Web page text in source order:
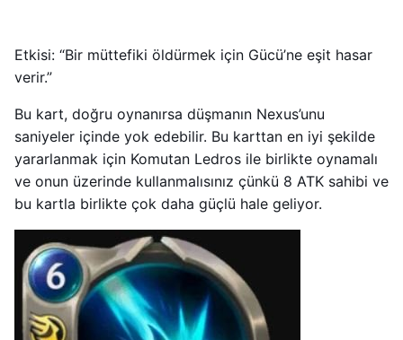
Etkisi: “Bir müttefiki öldürmek için Gücü’ne eşit hasar
verir.”
Bu kart, doğru oynanırsa düşmanın Nexus’unu
saniyeler içinde yok edebilir. Bu karttan en iyi şekilde
yararlanmak için Komutan Ledros ile birlikte oynamalı
ve onun üzerinde kullanmalısınız çünkü 8 ATK sahibi ve
bu kartla birlikte çok daha güçlü hale geliyor.